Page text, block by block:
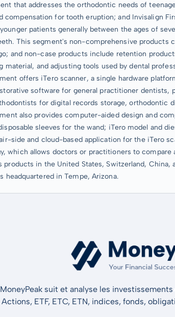
that addresses the orthodontic needs of
for tooth eruption; and Invisalign
patients generally between the ages of
This segment's non-comprehensive products
and non-case products include retention
material, and adjusting tools used by dental
offers iTero scanner, a single hardware
software for general practitioner dentists,
for digital records storage, orthodontic
also provides computer-aided design and
sleeves for the wand; iTero model and
side and cloud-based application for the iTero
which allows doctors or practitioners to
in the United States, Switzerland, China,
headquartered in Tempe, Arizona.
suit et analyse les
ETF, ETC, ETN, indices, fonds,